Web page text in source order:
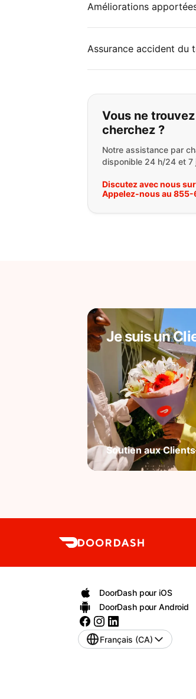
Améliorations
Assurance accident du
Si vous ne
Vous ne
cherchez ?
Notre assistance par
disponible 24 h/24 et 7
Discutez avec nous
Appelez-nous au
Je suis un
Soutien aux Clients
DoorDash pour iOS
DoorDash pour Android
Français (CA)